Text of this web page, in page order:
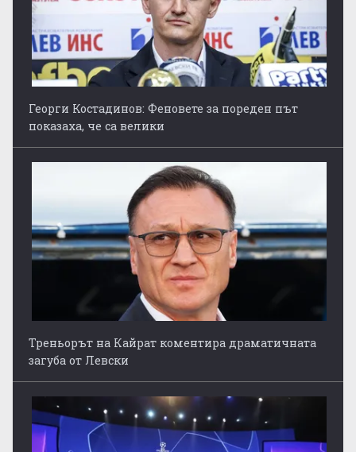
Георги Костадинов: Феновете за пореден път
показаха, че са велики
Треньорът на Кайрат коментира драматичната
загуба от Левски